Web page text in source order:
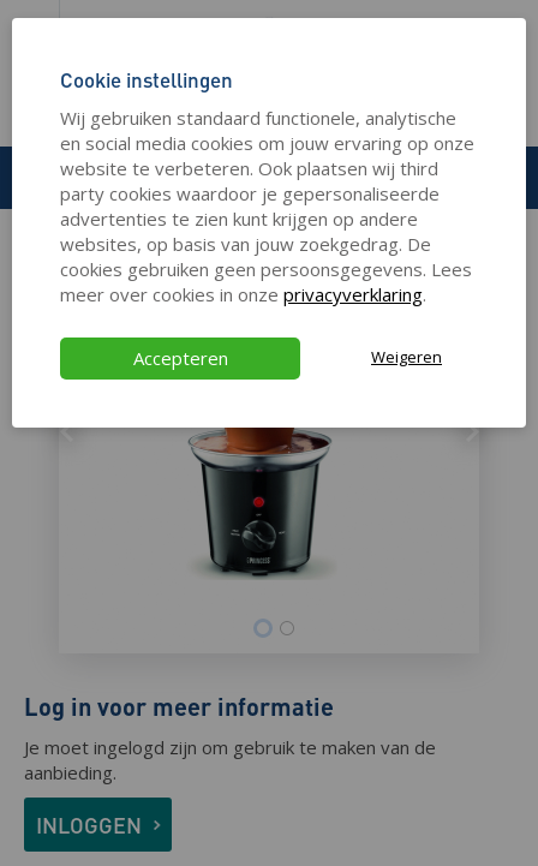
PRINCESS CHOCOLADEFONTEIN - 3 LAAGS
PRINCESS
Chocoladefontein - 3 laags
Log in voor meer informatie
Je moet ingelogd zijn om gebruik te maken van de
aanbieding.
INLOGGEN
Cookie instellingen
Wij gebruiken standaard functionele, analytische
en social media cookies om jouw ervaring op onze
website te verbeteren. Ook plaatsen wij third
party cookies waardoor je gepersonaliseerde
advertenties te zien kunt krijgen op andere
websites, op basis van jouw zoekgedrag. De
cookies gebruiken geen persoonsgegevens. Lees
meer over cookies in onze privacyverklaring.
Accepteren Weigeren